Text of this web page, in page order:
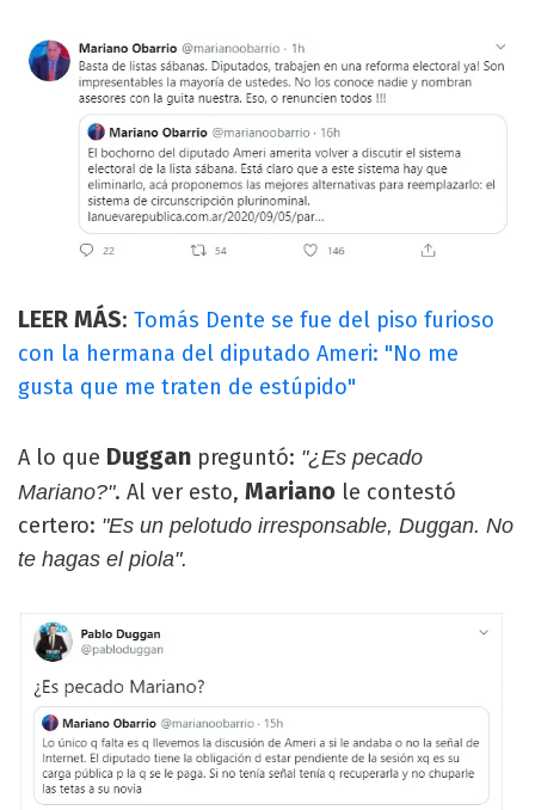
LEER MÁS: Tomás Dente se fue del piso furioso
con la hermana del diputado Ameri: "No me
gusta que me traten de estúpido"
A lo que Duggan preguntó: "¿Es pecado
Mariano?". Al ver esto, Mariano le contestó
certero: "Es un pelotudo irresponsable, Duggan. No
te hagas el piola".